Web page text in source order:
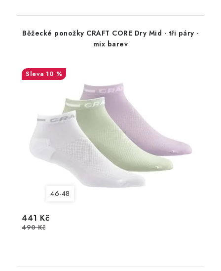
Běžecké ponožky CRAFT CORE Dry Mid - tři páry -
mix barev
10 %
46-48
441 Kč
490 Kč